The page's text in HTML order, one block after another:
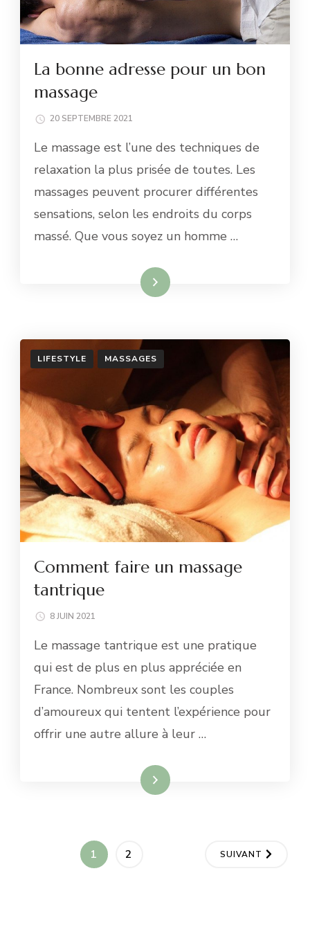
La bonne adresse pour un bon
massage
20 SEPTEMBRE 2021
Le massage est l’une des techniques de
relaxation la plus prisée de toutes. Les
massages peuvent procurer différentes
sensations, selon les endroits du corps
massé. Que vous soyez un homme …
Lire la suite
LIFESTYLE MASSAGES
Comment faire un massage
tantrique
8 JUIN 2021
Le massage tantrique est une pratique
qui est de plus en plus appréciée en
France. Nombreux sont les couples
d’amoureux qui tentent l’expérience pour
offrir une autre allure à leur …
Lire la suite
Pagination
PAGE
1 PAGE
2 SUIVANT